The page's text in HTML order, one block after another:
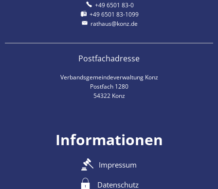
+49 6501 83-0
+49 6501 83-1099
rathaus@konz.de
Postfachadresse
Verbandsgemeindeverwaltung Konz
Postfach 1280
54322 Konz
Informationen
Impressum
Datenschutz